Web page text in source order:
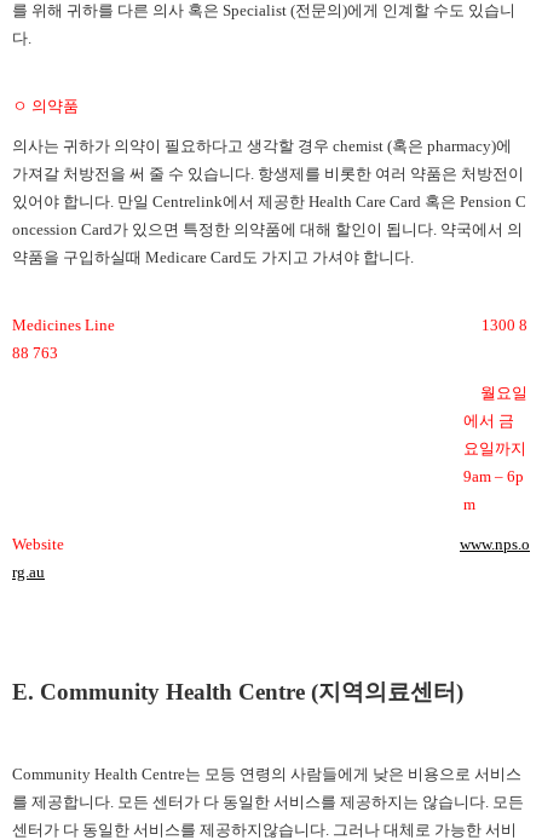
를 위해 귀하를 다른 의사 혹은 Specialist (전문의)에게 인계할 수도 있습니
다.
ㅇ 의약품
의사는 귀하가 의약이 필요하다고 생각할 경우 chemist (혹은 pharmacy)에
가져갈 처방전을 써 줄 수 있습니다. 항생제를 비롯한 여러 약품은 처방전이
있어야 합니다. 만일 Centrelink에서 제공한 Health Care Card 혹은 Pension C
oncession Card가 있으면 특정한 의약품에 대해 할인이 됩니다. 약국에서 의
약품을 구입하실때 Medicare Card도 가지고 가셔야 합니다.
Medicines Line
1300 8
88 763
월요일
에서 금
요일까지
9am– 6p
m
Website
www.nps.o
rg.au
E. Community Health Centre (지역의료센터)
Community Health Centre는 모등 연령의 사람들에게 낮은 비용으로 서비스
를 제공합니다. 모든 센터가 다 동일한 서비스를 제공하지는 않습니다. 모든
센터가 다 동일한 서비스를 제공하지않습니다. 그러나 대체로 가능한 서비